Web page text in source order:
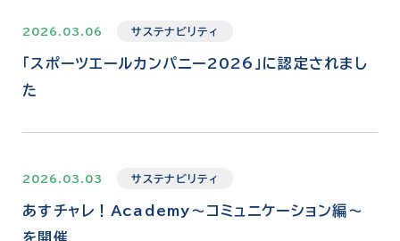
2026.03.06 サステナビリティ
「スポーツエールカンパニー2026」に認定されまし
た
2026.03.03 サステナビリティ
あすチャレ！Academy～コミュニケーション編～
を開催